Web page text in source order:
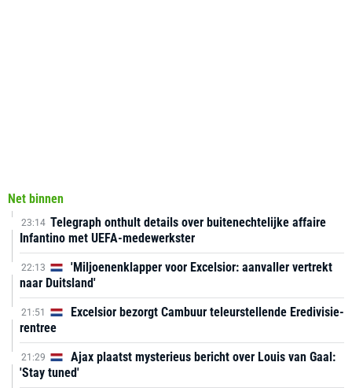
Net binnen
23:14 Telegraph onthult details over buitenechtelijke affaire
Infantino met UEFA-medewerkster
22:13
'Miljoenenklapper voor Excelsior: aanvaller vertrekt
naar Duitsland'
21:51
Excelsior bezorgt Cambuur teleurstellende Eredivisie-
rentree
21:29
Ajax plaatst mysterieus bericht over Louis van Gaal:
'Stay tuned'